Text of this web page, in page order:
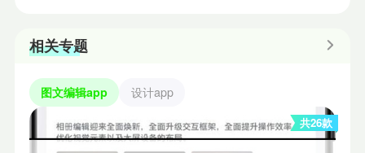
相关专题
图文编辑app 设计app
共26款